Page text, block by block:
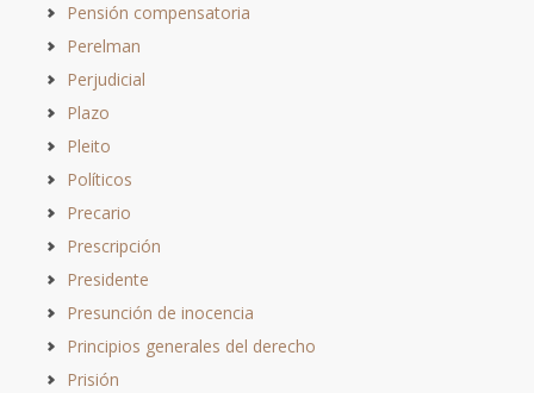
Pensión compensatoria
Perelman
Perjudicial
Plazo
Pleito
Políticos
Precario
Prescripción
Presidente
Presunción de inocencia
Principios generales del derecho
Prisión